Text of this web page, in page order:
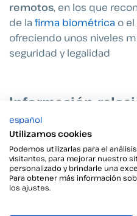
remotos, en los que
de la firma biométrica o el
ofreciendo unos niveles
seguridad y legalidad
Información
español
Utilizamos cookies
Podemos utilizarlas para el
visitantes, para mejorar nuestro
personalizado y brindarle una
Para obtener más información
los ajustes.